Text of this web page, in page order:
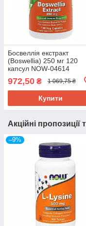
Босвеллія екстракт
(Boswellia) 250 мг 120
капсул NOW-04614
972,50 ₴ 1 069,75 ₴
Купити
Акційні пропозиції
–9%